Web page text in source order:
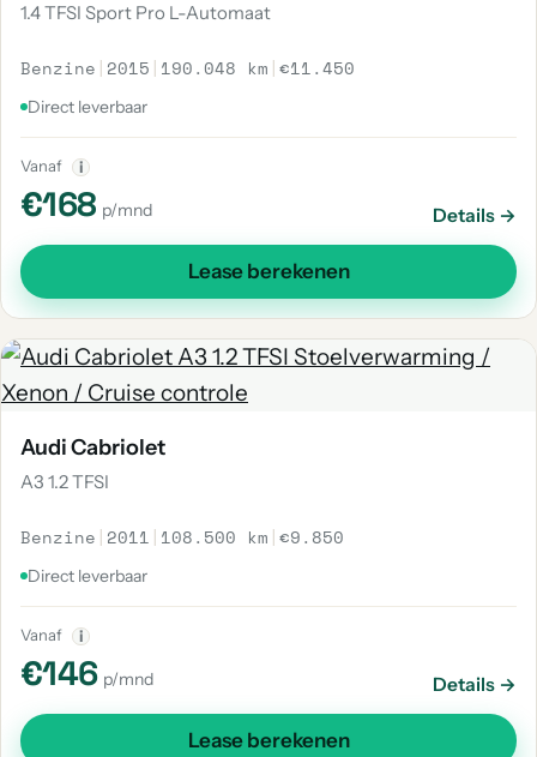
1.4 TFSI Sport Pro L-Automaat
Benzine | 2015 | 190.048 km |€11.450
Direct leverbaar
Vanaf i
€168 p/mnd Details →
Lease berekenen
Audi Cabriolet
A3 1.2 TFSI
Benzine | 2011 | 108.500 km |€9.850
Direct leverbaar
Vanaf i
€146 p/mnd Details →
Lease berekenen